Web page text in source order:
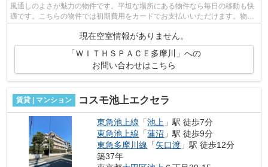
風通しのよさが魅力の物件です。平坦な場所にある物件なら毎日の移動も快
適です。こちらの物件では初期費用をカードでお支払いいただけます。物件
の周辺に2駅あるので移動範囲も広がり...
現在空室情報がありません。
「ＷＩＴＨＳＰＡＣＥ多摩川」への
お問い合わせはこちら
賃貸 | マンション コスモ池上エクセラ
東急池上線 「池上 」駅 徒歩7分
東急池上線 「蓮沼 」駅 徒歩9分
東急多摩川線 「矢口渡 」駅 徒歩12分
築37年